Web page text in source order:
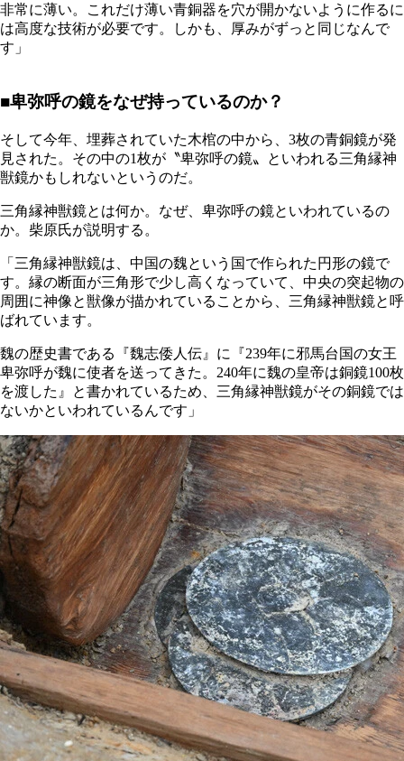
非常に薄い。これだけ薄い青銅器を穴が開かないように作るに
は高度な技術が必要です。しかも、厚みがずっと同じなんで
す」
■卑弥呼の鏡をなぜ持っているのか？
そして今年、埋葬されていた木棺の中から、3枚の青銅鏡が発
見された。その中の1枚が〝卑弥呼の鏡〟といわれる三角縁神
獣鏡かもしれないというのだ。
三角縁神獣鏡とは何か。なぜ、卑弥呼の鏡といわれているの
か。柴原氏が説明する。
「三角縁神獣鏡は、中国の魏という国で作られた円形の鏡で
す。縁の断面が三角形で少し高くなっていて、中央の突起物の
周囲に神像と獣像が描かれていることから、三角縁神獣鏡と呼
ばれています。
魏の歴史書である『魏志倭人伝』に『239年に邪馬台国の女王
卑弥呼が魏に使者を送ってきた。240年に魏の皇帝は銅鏡100枚
を渡した』と書かれているため、三角縁神獣鏡がその銅鏡では
ないかといわれているんです」